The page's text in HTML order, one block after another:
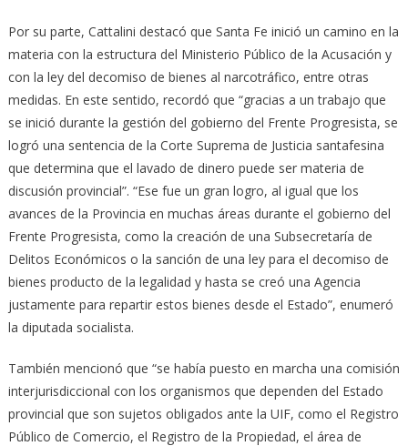
Por su parte, Cattalini destacó que Santa Fe inició un camino en la
materia con la estructura del Ministerio Público de la Acusación y
con la ley del decomiso de bienes al narcotráfico, entre otras
medidas. En este sentido, recordó que “gracias a un trabajo que
se inició durante la gestión del gobierno del Frente Progresista, se
logró una sentencia de la Corte Suprema de Justicia santafesina
que determina que el lavado de dinero puede ser materia de
discusión provincial”. “Ese fue un gran logro, al igual que los
avances de la Provincia en muchas áreas durante el gobierno del
Frente Progresista, como la creación de una Subsecretaría de
Delitos Económicos o la sanción de una ley para el decomiso de
bienes producto de la legalidad y hasta se creó una Agencia
justamente para repartir estos bienes desde el Estado”, enumeró
la diputada socialista.
También mencionó que “se había puesto en marcha una comisión
interjurisdiccional con los organismos que dependen del Estado
provincial que son sujetos obligados ante la UIF, como el Registro
Público de Comercio, el Registro de la Propiedad, el área de